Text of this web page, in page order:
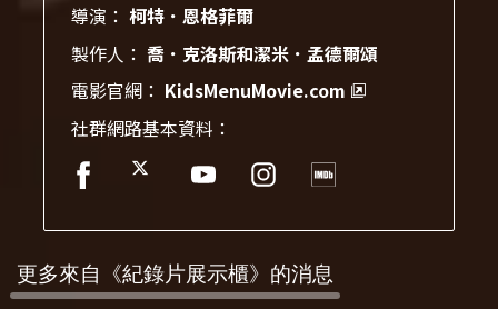
導演： 柯特．恩格菲爾
製作人： 喬．克洛斯和潔米．孟德爾頌
電影官網： KidsMenuMovie.com
社群網路基本資料：
更多來自《紀錄片展示櫃》的消息